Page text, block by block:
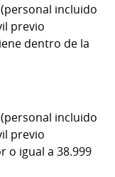
incluido
previo
dentro de la
incluido
previo
o igual a 38.999